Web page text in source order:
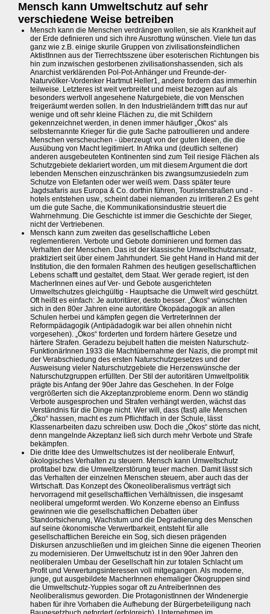
Mensch kann Umweltschutz auf sehr
verschiedene Weise betreiben
Mensch kann die Menschen verdrängen wollen, sie als Krankheit auf
der Erde definieren und sich ihre Ausrottung wünschen. Viele tun das
ganz wie z.B. einige skurile Gruppen von zivilisationsfeindlichen
AktistInnen aus der Tierrechtsszene über esoterischen Richtungen bis
hin zum inzwischen gestorbenen zivilisationshassenden, sich als
Anarchist verklärenden Pol-Pot-Anhänger und Freunde-der-
Naturvölker-Vordenker Hartmut Heller1, andere fordern das immerhin
teilweise. Letzteres ist weit verbreitet und meist bezogen auf als
besonders wertvoll angesehene Naturgebiete, die von Menschen
freigeräumt werden sollen. In den Industrieländern trifft das nur auf
wenige und oft sehr kleine Flächen zu, die mit Schildern
gekennzeichnet werden, in denen immer häufiger „Ökos“ als
selbsternannte Krieger für die gute Sache patroullieren und andere
Menschen verscheuchen - überzeugt von der guten Ideen, die die
Ausübung von Macht legitimiert. In Afrika und (deutlich seltener)
anderen ausgebeuteten Kontinenten sind zum Teil riesige Flächen als
Schutzgebiete deklariert worden, um mit diesem Argument die dort
lebenden Menschen einzuschränken bis zwangsumzusiedeln zum
Schutze von Elefanten oder wer weiß wem. Dass später teure
Jagdsafaris aus Europa & Co. dorthin führen, Touristenstraßen und -
hotels entstehen usw., scheint dabei niemanden zu irritieren.2 Es geht
um die gute Sache, die Kommunikationsindustrie steuert die
Wahrnehmung. Die Geschichte ist immer die Geschichte der Sieger,
nicht der Vertriebenen.
Mensch kann zum zweiten das gesellschaftliche Leben
reglementieren. Verbote und Gebote dominieren und formen das
Verhalten der Menschen. Das ist der klassische Umweltschutzansatz,
praktiziert seit über einem Jahrhundert. Sie geht Hand in Hand mit der
Institution, die den formalen Rahmen des heutigen gesellschaftlichen
Lebens schafft und gestaltet, dem Staat. Wer gerade regiert, ist den
MacherInnen eines auf Ver- und Gebote ausgerichteten
Umweltschutzes gleichgültig - Hauptsache die Umwelt wird geschützt.
Oft heißt es einfach: Je autoritärer, desto besser. „Ökos“ wünschten
sich in den 80er Jahren eine autoritäre Ökopädagogik an allen
Schulen herbei und kämpfen gegen die VertreterInnen der
Reformpädagogik (Antipädadogik war bei allen ohnehin nicht
vorgesehen). „Ökos“ forderten und fordern härtere Gesetze und
härtere Strafen. Geradezu bejubelt hatten die meisten Naturschutz-
FunktionärInnen 1933 die Machtübernahme der Nazis, die prompt mit
der Verabschiedung des ersten Naturschutzgesetzes und der
Ausweisung vieler Naturschutzgebiete die Herzenswünsche der
Naturschutzgruppen erfüllten. Der Stil der autoritären Umweltpolitik
prägte bis Anfang der 90er Jahre das Geschehen. In der Folge
vergrößerten sich die Akzeptanzprobleme enorm. Denn wo ständig
Verbote ausgesprochen und Strafen verhängt werden, wächst das
Verständnis für die Dinge nicht. Wer will, dass (fast) alle Menschen
„Öko“ hassen, macht es zum Pflichtfach in der Schule, lässt
Klassenarbeiten dazu schreiben usw. Doch die „Ökos“ störte das nicht,
denn mangelnde Akzeptanz ließ sich durch mehr Verbote und Strafe
bekämpfen.
Die dritte Idee des Umweltschutzes ist der neoliberale Entwurf,
ökologisches Verhalten zu steuern. Mensch kann Umweltschutz
profitabel bzw. die Umweltzerstörung teuer machen. Damit lässt sich
das Verhalten der einzelnen Menschen steuern, aber auch das der
Wirtschaft. Das Konzept des Ökoneoliberalismus verträgt sich
hervorragend mit gesellschaftlichen Verhältnissen, die insgesamt
neoliberal umgeformt werden. Wo Konzerne ebenso an Einfluss
gewinnen wie die gesellschaftlichen Debatten über
Standortsicherung, Wachstum und die Degradierung des Menschen
auf seine ökonomische Verwertbarkeit, entsteht für alle
gesellschaftlichen Bereiche ein Sog, sich diesen prägenden
Diskursen anzuschließen und im gleichen Sinne die eigenen Theorien
zu modernisieren. Der Umweltschutz ist in den 90er Jahren den
neoliberalen Umbau der Gesellschaft hin zur totalen Schlacht um
Profit und Verwertungsinteressen voll mitgegangen. Als moderne,
junge, gut ausgebildete MacherInnen ehemaliger Ökogruppen sind
die Umweltschutz-Yuppies sogar oft zu AntreiberInnen des
Neoliberalismus geworden. Die ProtagonistInnen der Windenergie
haben für ihre Vorhaben die Aufhebung der Bürgerbeteiligung nach